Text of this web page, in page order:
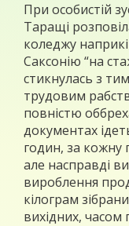
При особистій
Таращі
коледжу
Саксонію “на
стикнулась з
трудовим
повністю
документах
годин, за кожну
але насправді
вироблення
кілограм
вихідних, часом